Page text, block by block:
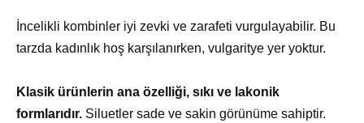
İncelikli kombinler iyi zevki ve zarafeti vurgulayabilir. Bu
tarzda kadınlık hoş karşılanırken, vulgaritye yer yoktur.
Klasik ürünlerin ana özelliği, sıkı ve lakonik
formlarıdır. Siluetler sade ve sakin görünüme sahiptir.